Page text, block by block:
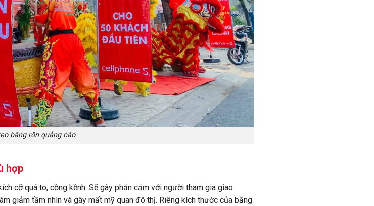
băng rôn quảng cáo
hợp
cỡ quá to, cồng kềnh. Sẽ gây phản cảm với người tham gia giao
giảm tầm nhìn và gây mất mỹ quan đô thị. Riêng kích thước của băng